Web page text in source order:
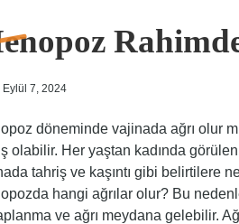
Eylül 7, 2024
döneminde vajinada ağrı olur
olabilir. Her yaştan kadında
tahriş ve kaşıntı gibi belirtilere
hangi ağrılar olur? Bu
ve ağrı meydana gelebilir.